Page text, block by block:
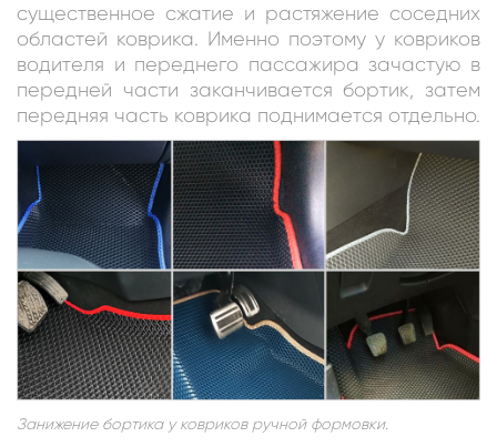
существенное сжатие и растяжение соседних
областей коврика. Именно поэтому у ковриков
водителя и переднего пассажира зачастую в
передней части заканчивается бортик, затем
передняя часть коврика поднимается отдельно.
Занижение бортика у ковриков ручной формовки.